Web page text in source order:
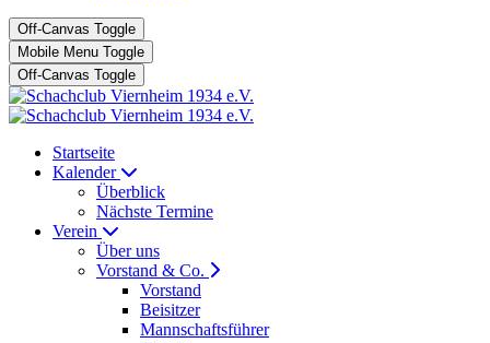
Off-Canvas Toggle
Mobile Menu Toggle
Off-Canvas Toggle
Startseite
Kalender
Überblick
Nächste Termine
Verein
Über uns
Vorstand & Co.
Vorstand
Beisitzer
Mannschaftsführer